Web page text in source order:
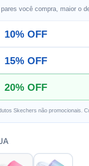
você compra, maior o
10% OFF
15% OFF
20% OFF
Skechers não promocionais.